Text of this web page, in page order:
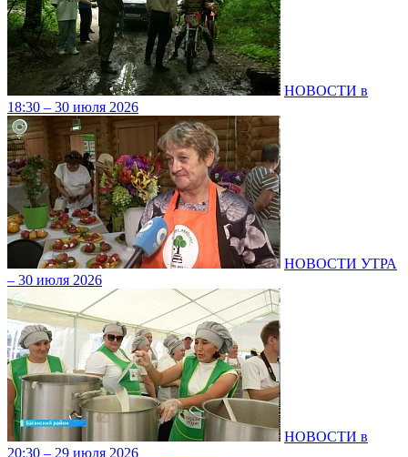
НОВОСТИ в
18:30 – 30 июля 2026
НОВОСТИ УТРА
– 30 июля 2026
НОВОСТИ в
20:30 – 29 июля 2026